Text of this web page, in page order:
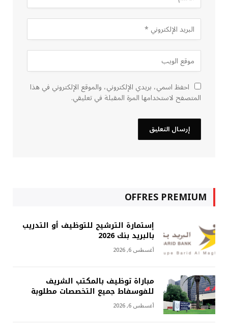
احفظ اسمي، بريدي الإلكتروني، والموقع الإلكتروني في هذا
المتصفح لاستخدامها المرة المقبلة في تعليقي.
OFFRES PREMIUM
إستمارة الترشيح للتوظيف أو التدريب
بالبريد بنك 2026
أغسطس 6, 2026
مباراة توظيف بالمكتب الشريف
للفوسفاط جميع التخصصات مطلوبة
أغسطس 6, 2026